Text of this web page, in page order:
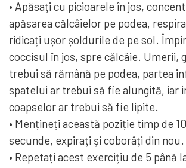
• Apăsați cu picioarele în jos,
apăsarea călcâielor pe podea,
ridicați ușor șoldurile de pe sol.
coccisul în jos, spre călcâie. Umerii,
trebui să rămână pe podea, partea
spatelui ar trebui să fie alungită, iar
coapselor ar trebui să fie lipite.
• Mențineți această poziție timp de
secunde, expirați și coborâți din nou.
• Repetați acest exercițiu de 5 până